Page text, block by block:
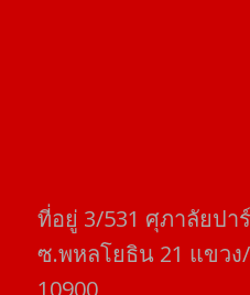
ที่อยู่​ 3/531​ ศุภาลัยปา
ซ.พหลโยธิน​ 21​ แขวง
10900